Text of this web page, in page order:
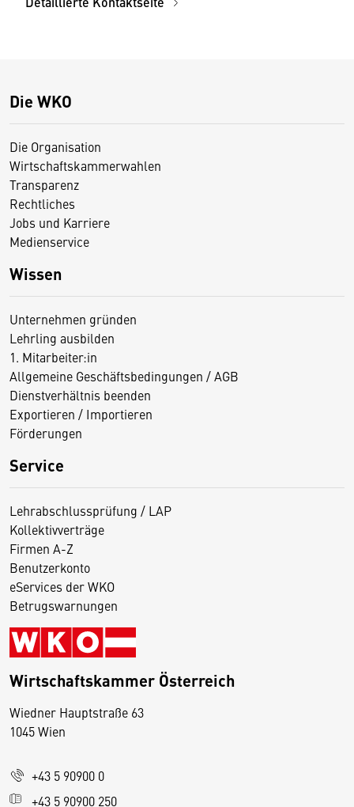
Die WKO
Die Organisation
Wirtschaftskammerwahlen
Transparenz
Rechtliches
Jobs und Karriere
Medienservice
Wissen
Unternehmen gründen
Lehrling ausbilden
1. Mitarbeiter:in
Allgemeine Geschäftsbedingungen / AGB
Dienstverhältnis beenden
Exportieren / Importieren
Förderungen
Service
Lehrabschlussprüfung / LAP
Kollektivverträge
Firmen A-Z
Benutzerkonto
eServices der WKO
Betrugswarnungen
Wirtschaftskammer Österreich
Wiedner Hauptstraße 63
1045 Wien
+43 5 90900 0
+43 5 90900 250
D
s
e